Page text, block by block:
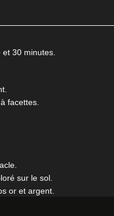
30 minutes.
facettes.
sur le sol.
or et argent.